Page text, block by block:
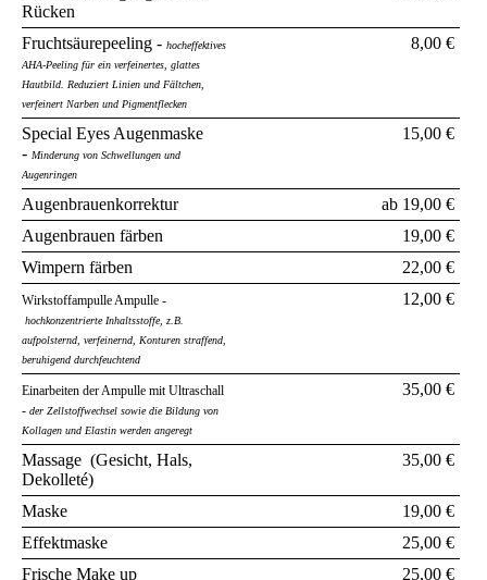
Rücken
Fruchtsäurepeeling - hocheffektives
AHA-Peeling für ein verfeinertes, glattes
Hautbild. Reduziert Linien und Fältchen,
verfeinert Narben und Pigmentflecken
8,00 €
Special Eyes Augenmaske
- Minderung von Schwellungen und
Augenringen
15,00 €
Augenbrauenkorrektur
ab 19,00 €
Augenbrauen färben
19,00 €
Wimpern färben
22,00 €
Wirkstoffampulle Ampulle -
hochkonzentrierte Inhaltsstoffe, z.B.
aufpolsternd, verfeinernd, Konturen straffend,
beruhigend durchfeuchtend
12,00 €
Einarbeiten der Ampulle mit Ultraschall
- der Zellstoffwechsel sowie die Bildung von
Kollagen und Elastin werden angeregt
35,00 €
Massage (Gesicht, Hals,
Dekolleté)
35,00 €
Maske
19,00 €
Effektmaske
25,00 €
Frische Make up
25,00 €